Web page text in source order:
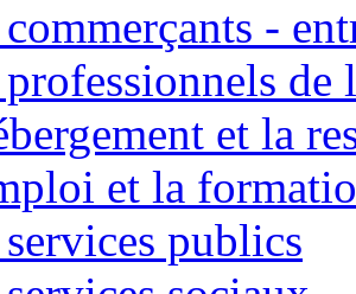
-
de
et la
et la
publics